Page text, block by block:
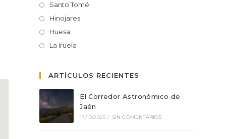
Santo Tomé
Hinojares
Huesa
La Iruela
ARTÍCULOS RECIENTES
El Corredor Astronómico de
Jaén
17/10/2025 / SIN COMENTARIOS